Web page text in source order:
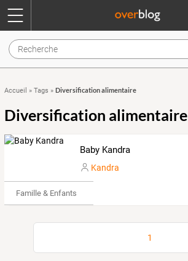
Accueil » Tags » Diversification alimentaire
Diversification alimentaire
Baby Kandra
Kandra
Famille & Enfants
1